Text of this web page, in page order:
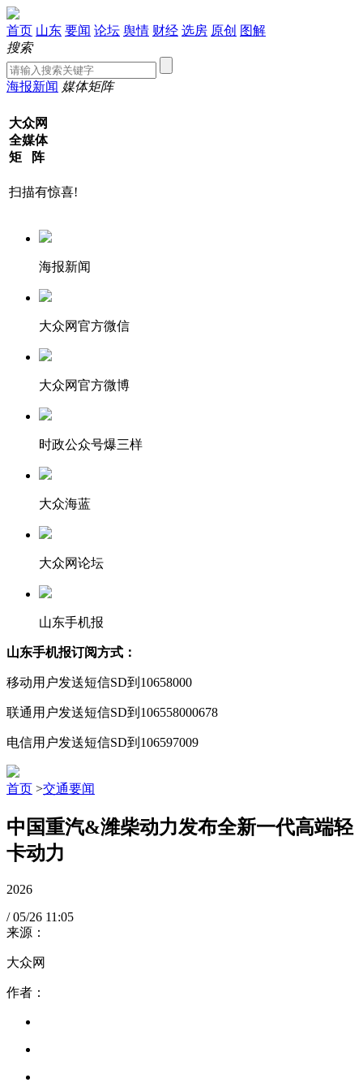
首页 山东 要闻 论坛 舆情 财经 选房 原创 图解
搜索
海报新闻 媒体矩阵
大众网
全媒体
矩 阵
扫描有惊喜!
海报新闻
大众网官方微信
大众网官方微博
时政公众号爆三样
大众海蓝
大众网论坛
山东手机报
山东手机报订阅方式：
移动用户发送短信SD到10658000
联通用户发送短信SD到106558000678
电信用户发送短信SD到106597009
首页 >交通要闻
中国重汽&潍柴动力发布全新一代高端轻
卡动力
2026
/ 05/26 11:05
来源：
大众网
作者：